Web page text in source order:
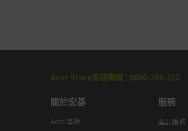
Acer Store客服專線 : 0800-258-222
關於宏碁
Acer 臺灣
服務
產品服務